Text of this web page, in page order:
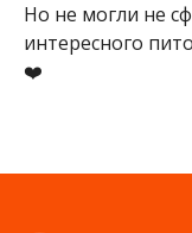
Но не могли не
интересного
❤️